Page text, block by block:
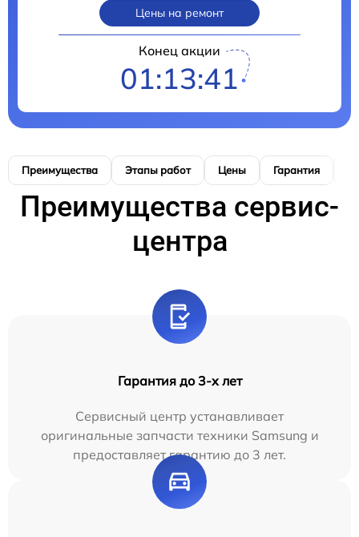
Цены на ремонт
Конец акции
01:13:40
Преимущества Этапы работ Цены Гарантия
Преимущества сервис-
центра
Гарантия до 3-х лет
Сервисный центр устанавливает
оригинальные запчасти техники Samsung и
предоставляет гарантию до 3 лет.